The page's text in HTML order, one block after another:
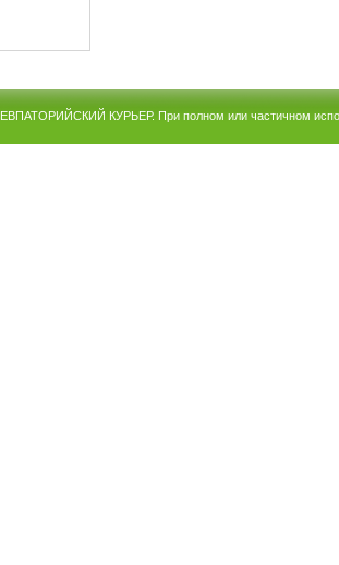
ЕВПАТОРИЙСКИЙ КУРЬЕР. При полном или частичном